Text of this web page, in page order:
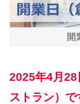
開
2025年4月28
ストラン）で